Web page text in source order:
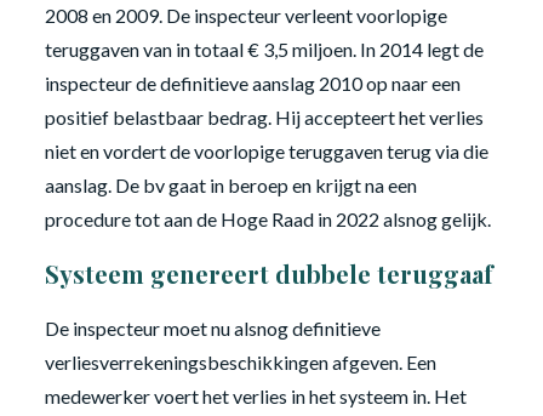
2008 en 2009. De inspecteur verleent voorlopige
teruggaven van in totaal € 3,5 miljoen. In 2014 legt de
inspecteur de definitieve aanslag 2010 op naar een
positief belastbaar bedrag. Hij accepteert het verlies
niet en vordert de voorlopige teruggaven terug via die
aanslag. De bv gaat in beroep en krijgt na een
procedure tot aan de Hoge Raad in 2022 alsnog gelijk.
Systeem genereert dubbele teruggaaf
De inspecteur moet nu alsnog definitieve
verliesverrekeningsbeschikkingen afgeven. Een
medewerker voert het verlies in het systeem in. Het